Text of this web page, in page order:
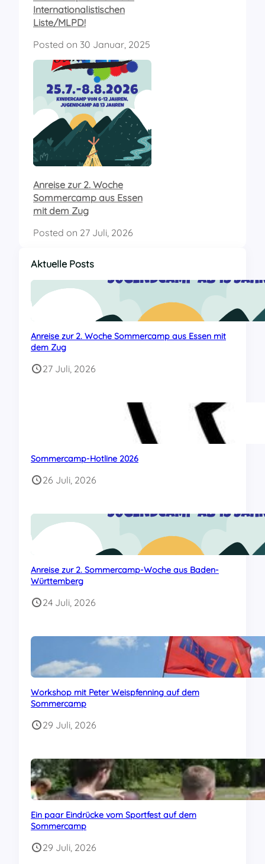
Internationalistischen
Liste/MLPD!
Posted on 30 Januar, 2025
Anreise zur 2. Woche
Sommercamp aus Essen
mit dem Zug
Posted on 27 Juli, 2026
Aktuelle Posts
Anreise zur 2. Woche Sommercamp aus Essen mit
dem Zug
27 Juli, 2026
Sommercamp-Hotline 2026
26 Juli, 2026
Anreise zur 2. Sommercamp-Woche aus Baden-
Württemberg
24 Juli, 2026
Workshop mit Peter Weispfenning auf dem
Sommercamp
29 Juli, 2026
Ein paar Eindrücke vom Sportfest auf dem
Sommercamp
29 Juli, 2026